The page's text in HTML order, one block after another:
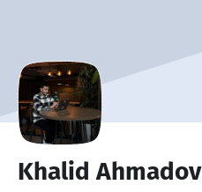
Khalid Ahmadov